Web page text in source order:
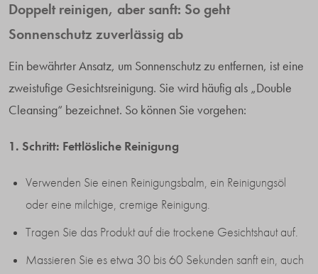
Doppelt reinigen, aber sanft: So geht
Sonnenschutz zuverlässig ab
Ein bewährter Ansatz, um Sonnenschutz zu entfernen, ist eine
zweistufige Gesichtsreinigung. Sie wird häufig als „Double
Cleansing“ bezeichnet. So können Sie vorgehen:
1. Schritt: Fettlösliche Reinigung
Verwenden Sie einen Reinigungsbalm, ein Reinigungsöl
oder eine milchige, cremige Reinigung.
Tragen Sie das Produkt auf die trockene Gesichtshaut auf.
Massieren Sie es etwa 30 bis 60 Sekunden sanft ein, auch